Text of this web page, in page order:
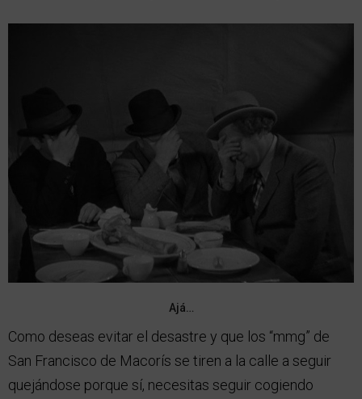
Ajá…
Como deseas evitar el desastre y que los “mmg” de
San Francisco de Macorís se tiren a la calle a seguir
quejándose porque sí, necesitas seguir cogiendo